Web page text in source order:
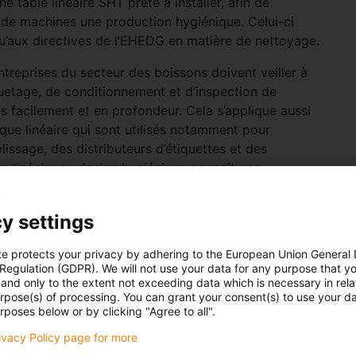
machines une production hygiénique. Celui-ci
directives de l’EHEDG en matière de nettoyage.
du secteur des boissons doivent veiller à
de conditionnement et d’inspection de
et en profondeur. Cela s’applique aussi
linéaire qui sont utilisés notamment pour
des distributeurs d’étiquettes et des
linéaire au design hygiénique connaît une
cherchent des moyens baisser le risque de
le travail de nettoyage et donc les coûts
Projets drylin chez igus France. Pour atteindre
mis au point selon les directives du European
exigent des pièces qui ont une structure sans
« De cette façon, nous pouvons soutenir le
production dans l’industrie des boissons »,
hygiéniques
settings
protects your privacy by adhering to the European Union General
(GDPR). We will not use your data for any purpose that
only to the extent not exceeding data which is necessary in
of processing. You can grant your consent(s) to use your
below or by clicking "Agree to all".
Policy page for more